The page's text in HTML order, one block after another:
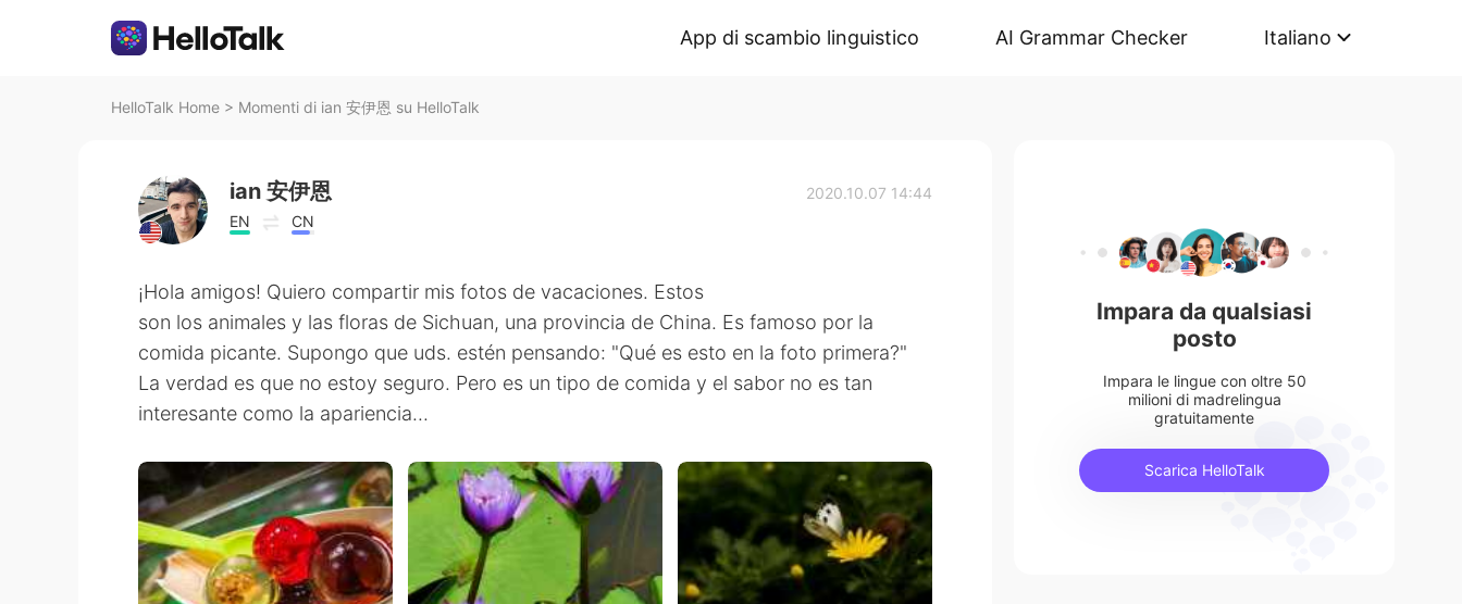
App di scambio linguistico AI Grammar Checker Italiano
HelloTalk Home > Momenti di ian 安伊恩 su HelloTalk
ian 安伊恩
EN CN
2020.10.07 14:44
¡Hola amigos! Quiero compartir mis fotos de vacaciones. Estos
son los animales y las floras de Sichuan, una provincia de China. Es famoso por la
comida picante. Supongo que uds. estén pensando: "Qué es esto en la foto primera?"
La verdad es que no estoy seguro. Pero es un tipo de comida y el sabor no es tan
interesante como la apariencia...
Impara da qualsiasi
posto
Impara le lingue con oltre 50
milioni di madrelingua
gratuitamente
Scarica HelloTalk